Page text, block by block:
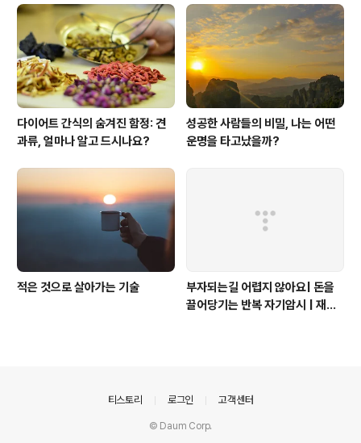
다이어트 간식의 숨겨진 함정: 견
과류, 얼마나 알고 드시나요?
성공한 사람들의 비밀, 나는 어떤
운명을 타고났을까?
적은 것으로 살아가는 기술
부자되는길 어렵지 않아요| 돈을
끌어당기는 반복 자기암시 | 재물
티스토리 로그인 고객센터
© Daum Corp.